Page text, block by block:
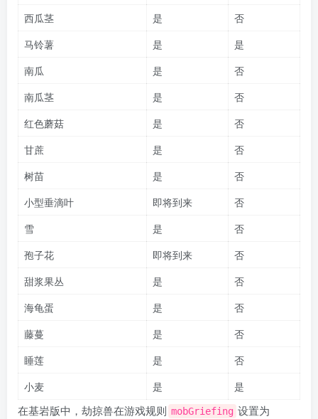
西瓜茎
是
否
马铃薯
是
是
南瓜
是
否
南瓜茎
是
否
红色蘑菇
是
否
甘蔗
是
否
树苗
是
否
小型垂滴叶
即将到来
否
雪
是
否
孢子花
即将到来
否
甜浆果丛
是
否
海龟蛋
是
否
藤蔓
是
否
睡莲
是
否
小麦
是 是
在基岩版中，劫掠兽在游戏规则 mobGriefing 设置为